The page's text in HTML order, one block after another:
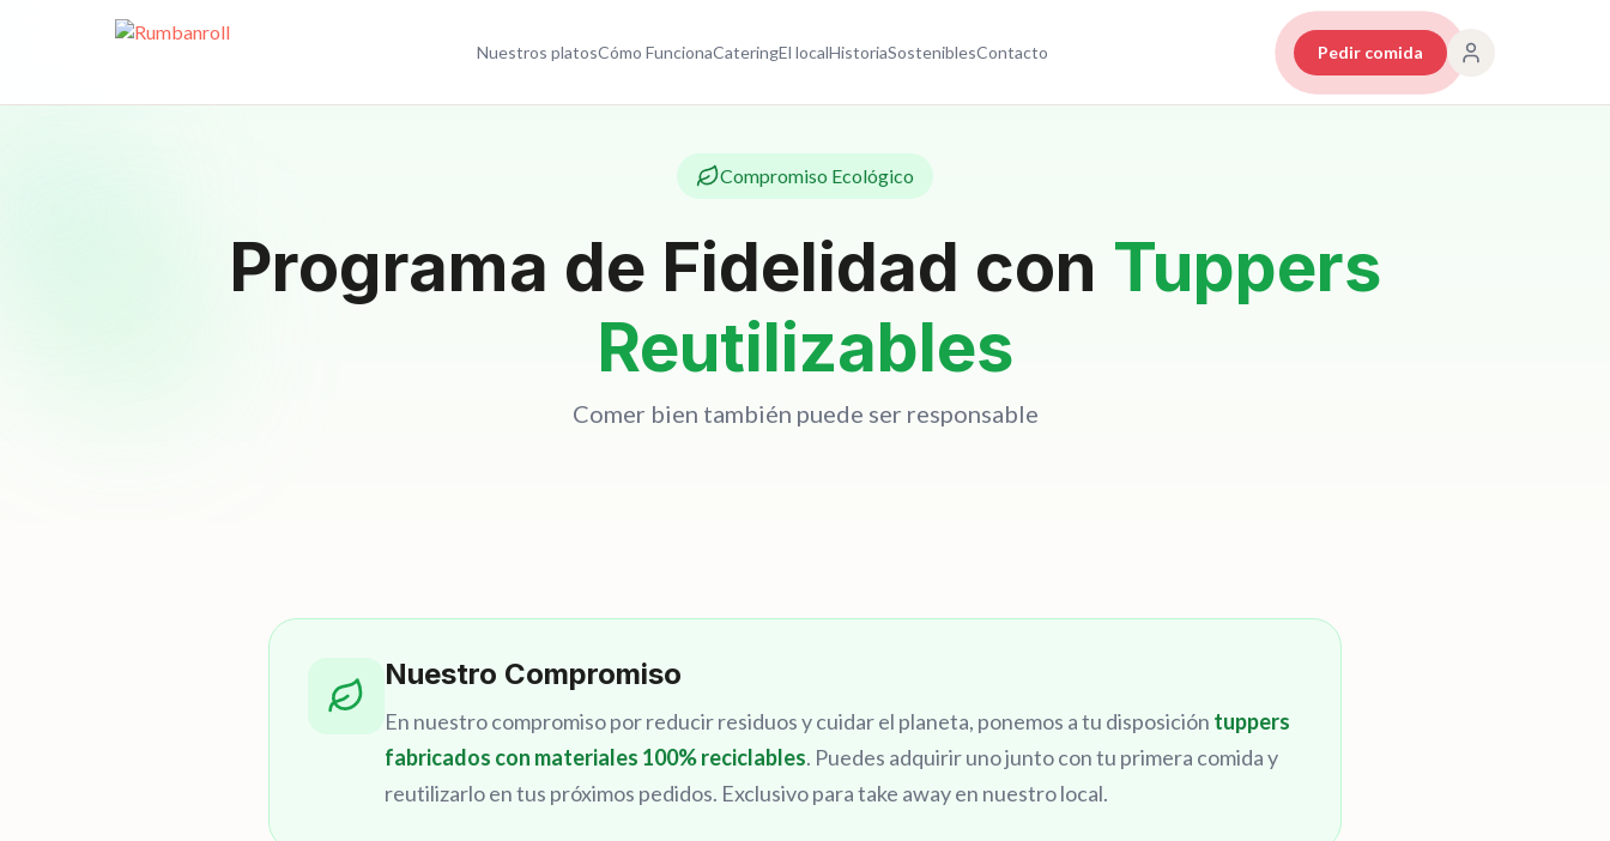
Nuestros platosCómo FuncionaCateringEl localHistoriaSosteniblesContacto Pedir comida
Compromiso Ecológico
Programa de Fidelidad con Tuppers
Reutilizables
Comer bien también puede ser responsable
Nuestro Compromiso
En nuestro compromiso por reducir residuos y cuidar el planeta, ponemos a tu disposición tuppers
fabricados con materiales 100% reciclables. Puedes adquirir uno junto con tu primera comida y
reutilizarlo en tus próximos pedidos. Exclusivo para take away en nuestro local.